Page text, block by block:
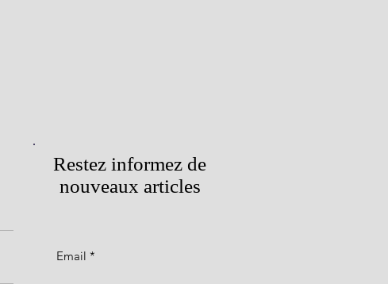
Restez informez de
nouveaux articles
Email